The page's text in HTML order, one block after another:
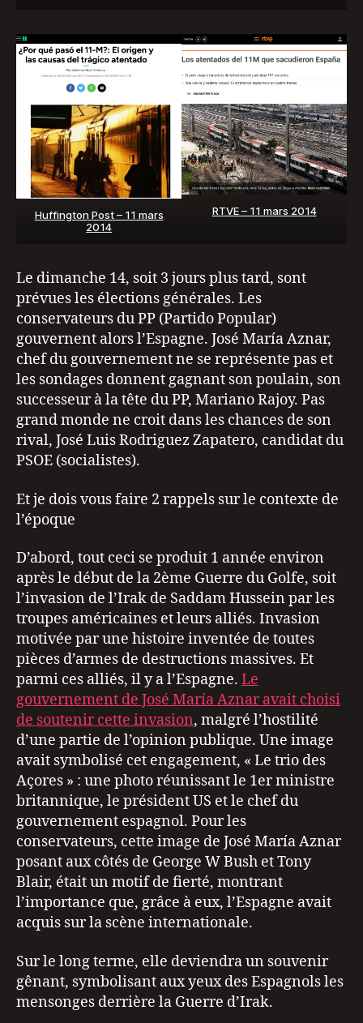
Huffington Post – 11 mars
2014
RTVE – 11 mars 2014
Le dimanche 14, soit 3 jours plus tard, sont
prévues les élections générales. Les
conservateurs du PP (Partido Popular)
gouvernent alors l’Espagne. José María Aznar,
chef du gouvernement ne se représente pas et
les sondages donnent gagnant son poulain, son
successeur à la tête du PP, Mariano Rajoy. Pas
grand monde ne croit dans les chances de son
rival, José Luis Rodriguez Zapatero, candidat du
PSOE (socialistes).
Et je dois vous faire 2 rappels sur le contexte de
l’époque
D’abord, tout ceci se produit 1 année environ
après le début de la 2ème Guerre du Golfe, soit
l’invasion de l’Irak de Saddam Hussein par les
troupes américaines et leurs alliés. Invasion
motivée par une histoire inventée de toutes
pièces d’armes de destructions massives. Et
parmi ces alliés, il y a l’Espagne. Le
gouvernement de José María Aznar avait choisi
de soutenir cette invasion, malgré l’hostilité
d’une partie de l’opinion publique. Une image
avait symbolisé cet engagement, « Le trio des
Açores » : une photo réunissant le 1er ministre
britannique, le président US et le chef du
gouvernement espagnol. Pour les
conservateurs, cette image de José María Aznar
posant aux côtés de George W Bush et Tony
Blair, était un motif de fierté, montrant
l’importance que, grâce à eux, l’Espagne avait
acquis sur la scène internationale.
Sur le long terme, elle deviendra un souvenir
gênant, symbolisant aux yeux des Espagnols les
mensonges derrière la Guerre d’Irak.